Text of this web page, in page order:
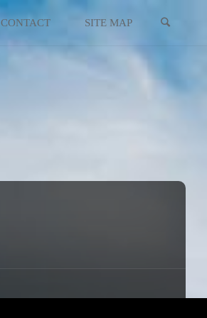
CONTACT SITE MAP
イギリス
スコットランド
イタリア